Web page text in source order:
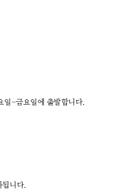
일-금요일에 출발합니다.
됩니다.